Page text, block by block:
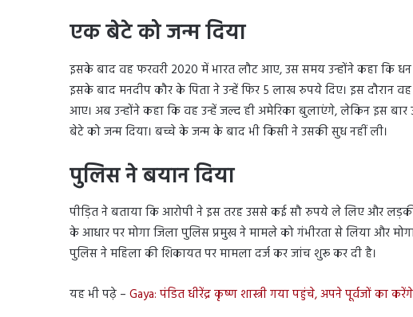
एक बेटे को जन्म दिया
इसके बाद वह फरवरी 2020 में भारत लौट आए, उस समय उन्होंने कहा कि
इसके बाद मनदीप कौर के पिता ने उन्हें फिर 5 लाख रुपये दिए। इस दौरान
आए। अब उन्होंने कहा कि वह उन्हें जल्द ही अमेरिका बुलाएंगे, लेकिन इस बार
बेटे को जन्म दिया। बच्चे के जन्म के बाद भी किसी ने उसकी सुध नहीं ली।
पुलिस ने बयान दिया
पीड़ित ने बताया कि आरोपी ने इस तरह उससे कई सौ रुपये ले लिए और
के आधार पर मोगा जिला पुलिस प्रमुख ने मामले को गंभीरता से लिया और
पुलिस ने महिला की शिकायत पर मामला दर्ज कर जांच शुरू कर दी है।
यह भी पढ़े – Gaya: पंडित धीरेंद्र कृष्ण शास्त्री गया पहुंचे, अपने पूर्वजों का